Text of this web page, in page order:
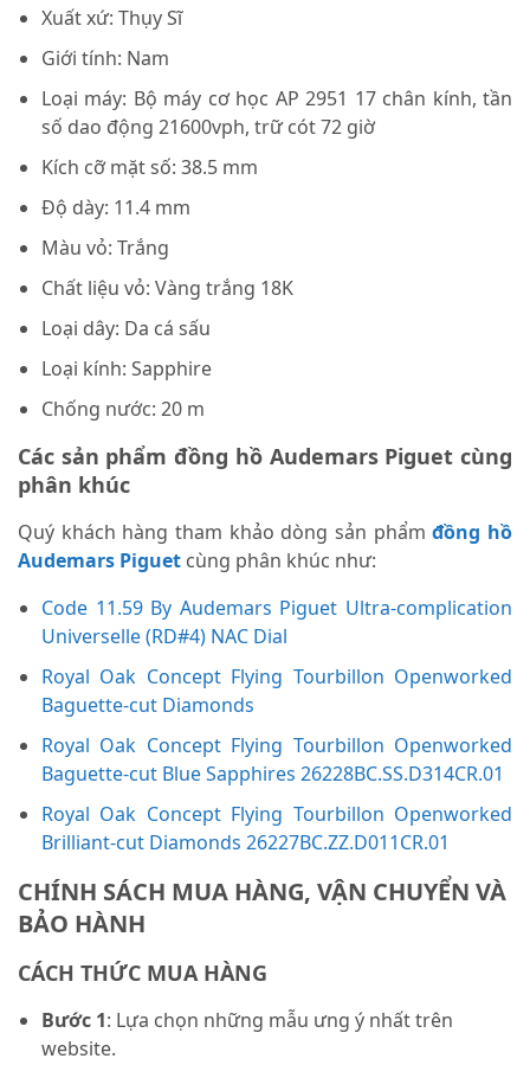
Xuất xứ: Thụy Sĩ
Giới tính: Nam
Loại máy: Bộ máy cơ học AP 2951 17 chân kính, tần
số dao động 21600vph, trữ cót 72 giờ
Kích cỡ mặt số: 38.5 mm
Độ dày: 11.4 mm
Màu vỏ: Trắng
Chất liệu vỏ: Vàng trắng 18K
Loại dây: Da cá sấu
Loại kính: Sapphire
Chống nước: 20 m
Các sản phẩm đồng hồ Audemars Piguet cùng
phân khúc
Quý khách hàng tham khảo dòng sản phẩmđồng hồ
Audemars Piguet cùng phân khúc như:
Code 11.59 By Audemars Piguet Ultra-complication
Universelle (RD#4) NAC Dial
Royal Oak Concept Flying Tourbillon Openworked
Baguette-cut Diamonds
Royal Oak Concept Flying Tourbillon Openworked
Baguette-cut Blue Sapphires 26228BC.SS.D314CR.01
Royal Oak Concept Flying Tourbillon Openworked
Brilliant-cut Diamonds 26227BC.ZZ.D011CR.01
CHÍNH SÁCH MUA HÀNG, VẬN CHUYỂN VÀ
BẢO HÀNH
CÁCH THỨC MUA HÀNG
Bước 1: Lựa chọn những mẫu ưng ý nhất trên
website.